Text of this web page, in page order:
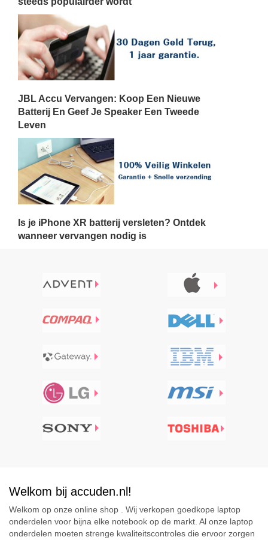
JBL Accu Vervangen: Koop Een Nieuwe
Batterij En Geef Je Speaker Een Tweede
Leven
Is je iPhone XR batterij versleten? Ontdek
wanneer vervangen nodig is
Welkom bij accuden.nl!
Welkom op onze online shop . Wij verkopen goedkope laptop
onderdelen voor bijna elke notebook op de markt. Al onze laptop
onderdelen moeten strenge kwaliteitscontroles die ervoor zorgen